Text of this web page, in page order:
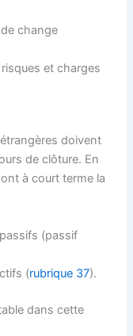
change
et charges
doivent
de clôture. En
à court terme la
(passif
(rubrique 37).
dans cette